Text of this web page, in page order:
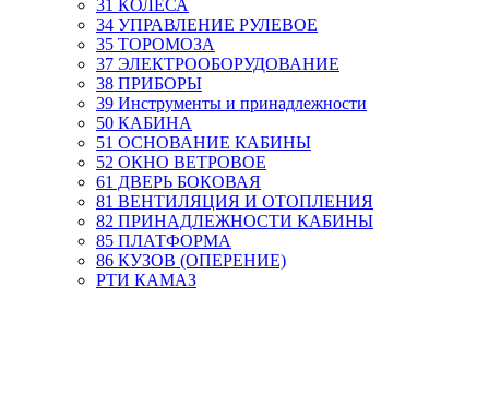
31 КОЛЕСА
34 УПРАВЛЕНИЕ РУЛЕВОЕ
35 ТОРОМОЗА
37 ЭЛЕКТРООБОРУДОВАНИЕ
38 ПРИБОРЫ
39 Инструменты и принадлежности
50 КАБИНА
51 ОСНОВАНИЕ КАБИНЫ
52 ОКНО ВЕТРОВОЕ
61 ДВЕРЬ БОКОВАЯ
81 ВЕНТИЛЯЦИЯ И ОТОПЛЕНИЯ
82 ПРИНАДЛЕЖНОСТИ КАБИНЫ
85 ПЛАТФОРМА
86 КУЗОВ (ОПЕРЕНИЕ)
РТИ КАМАЗ